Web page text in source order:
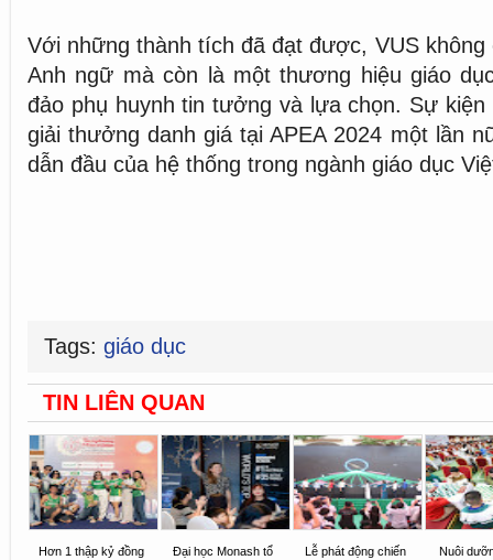
Với những thành tích đã đạt được, VUS không
Anh ngữ mà còn là một thương hiệu giáo
đảo phụ huynh tin tưởng và lựa chọn. Sự
giải thưởng danh giá tại APEA 2024 một lần
dẫn đầu của hệ thống trong ngành giáo dục
Tags: giáo dục
TIN LIÊN QUAN
Hơn 1 thập kỷ đồng
Đại học Monash tổ
Lễ phát động chiến
Nuôi